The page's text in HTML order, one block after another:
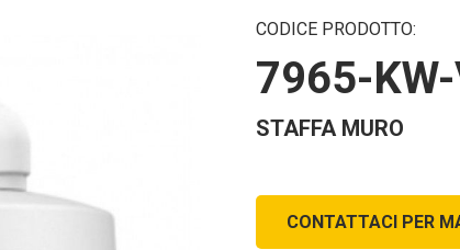
CODICE PRODOTTO:
7965-
STAFFA MURO
CONTATTACI PER